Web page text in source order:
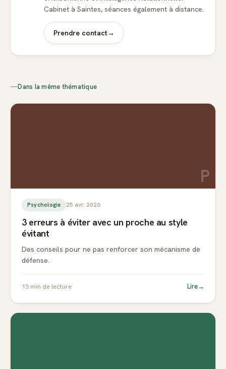
Cabinet à Saintes, séances également à distance.
Prendre contact→
—Dans la même thématique
P
Psychologie 25 avr. 2026
3 erreurs à éviter avec un proche au style
évitant
Des conseils pour ne pas renforcer son mécanisme de
défense.
13 min de lecture Lire→